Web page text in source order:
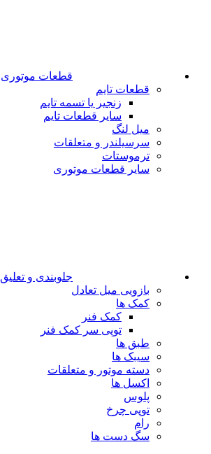
قطعات موتوری
قطعات تایم
زنجیر یا تسمه تایم
سایر قطعات تایم
میل لنگ
سرسیلندر و متعلقات
ترموستات
سایر قطعات موتوری
جلوبندی و تعلیق
بازویی میل تعادل
کمک ها
کمک فنر
توپی سر کمک فنر
طبق ها
سیبک ها
دسته موتور و متعلقات
اکسل ها
پلوس
توپی چرخ
رام
سگ دست ها